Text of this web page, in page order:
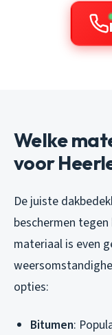
Welke
voor
De juiste
beschermen
materiaal is even
opties:
Bitumen: